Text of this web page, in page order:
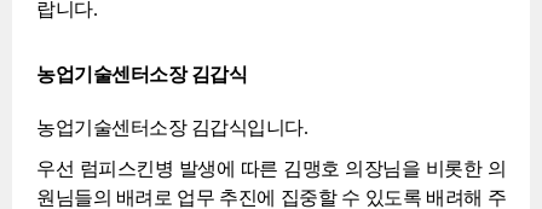
랍니다.
농업기술센터소장 김갑식
농업기술센터소장 김갑식입니다.
우선 럼피스킨병 발생에 따른 김맹호 의장님을 비롯한 의
원님들의 배려로 업무 추진에 집중할 수 있도록 배려해 주